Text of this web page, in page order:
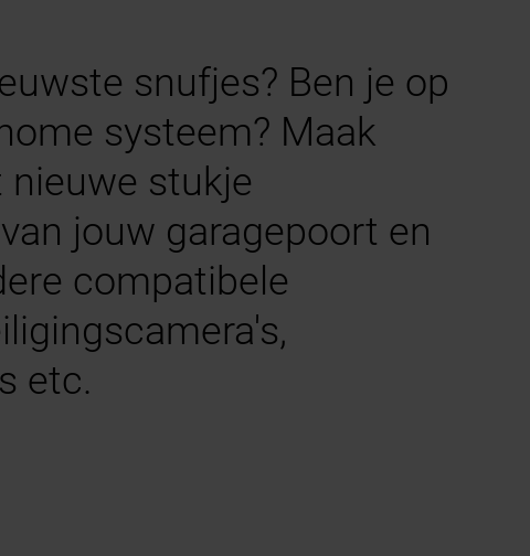
snufjes? Ben je op
systeem? Maak
nieuwe stukje
jouw garagepoort en
compatibele
etc.